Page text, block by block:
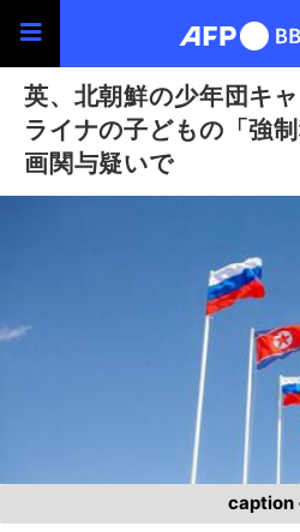
英、北朝鮮の少年団キ
ライナの子どもの「強
画関与疑いで
caption